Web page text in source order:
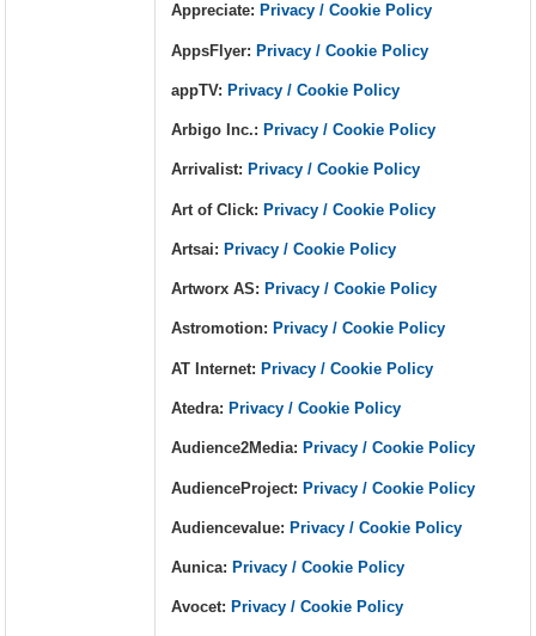
Appreciate: Privacy / Cookie Policy
AppsFlyer: Privacy / Cookie Policy
appTV: Privacy / Cookie Policy
Arbigo Inc.: Privacy / Cookie Policy
Arrivalist: Privacy / Cookie Policy
Art of Click: Privacy / Cookie Policy
Artsai: Privacy / Cookie Policy
Artworx AS: Privacy / Cookie Policy
Astromotion: Privacy / Cookie Policy
AT Internet: Privacy / Cookie Policy
Atedra: Privacy / Cookie Policy
Audience2Media: Privacy / Cookie Policy
AudienceProject: Privacy / Cookie Policy
Audiencevalue: Privacy / Cookie Policy
Aunica: Privacy / Cookie Policy
Avocet: Privacy / Cookie Policy